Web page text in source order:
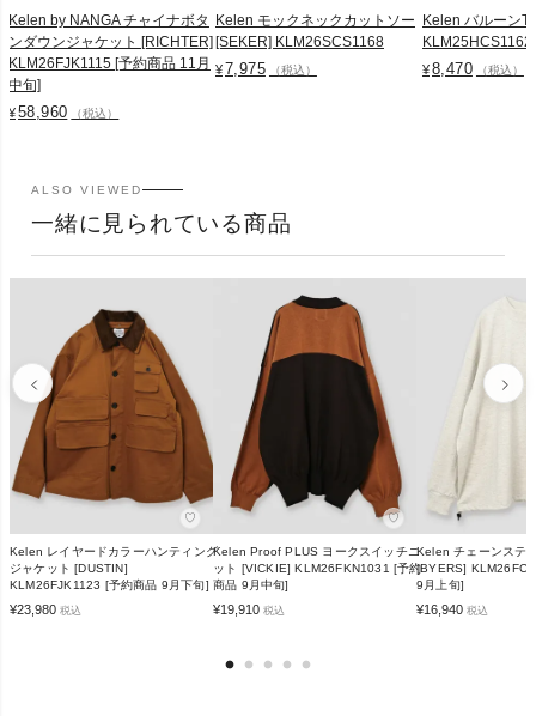
Kelen by NANGA チャイナボタ
ンダウンジャケット [RICHTER]
KLM26FJK1115 [予約商品 11月
中旬]
¥58,960 （税込）
Kelen モックネックカットソー
[SEKER] KLM26SCS1168
¥7,975 （税込）
Kelen バルーンT
KLM25HCS1162
¥8,470 （税込）
ALSO VIEWED
一緒に見られている商品
♡
Kelen レイヤードカラーハンティング
ジャケット [DUSTIN]
KLM26FJK1123 [予約商品 9月下旬]
¥23,980 税込
♡
Kelen Proof PLUS ヨークスイッチニ
ット [VICKIE] KLM26FKN1031 [予約
商品 9月中旬]
¥19,910 税込
Kelen チェーンステ
[BYERS]
9月上旬]
¥16,940 税込